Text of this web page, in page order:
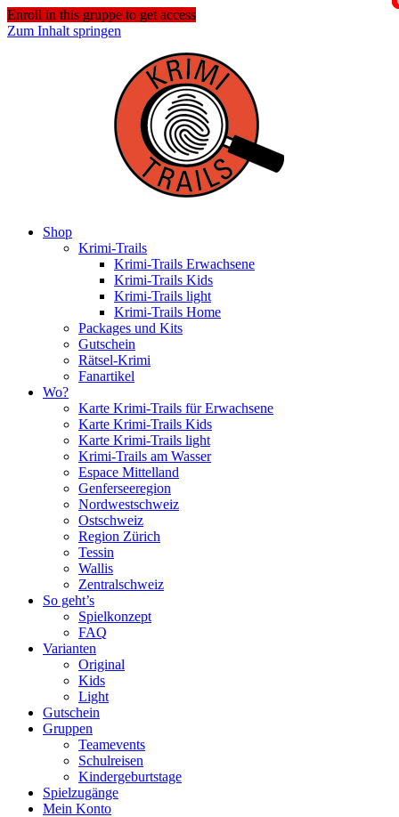
Enroll in this gruppe to get access
Zum Inhalt springen
Shop
Krimi-Trails
Krimi-Trails Erwachsene
Krimi-Trails Kids
Krimi-Trails light
Krimi-Trails Home
Packages und Kits
Gutschein
Rätsel-Krimi
Fanartikel
Wo?
Karte Krimi-Trails für Erwachsene
Karte Krimi-Trails Kids
Karte Krimi-Trails light
Krimi-Trails am Wasser
Espace Mittelland
Genferseeregion
Nordwestschweiz
Ostschweiz
Region Zürich
Tessin
Wallis
Zentralschweiz
So geht’s
Spielkonzept
FAQ
Varianten
Original
Kids
Light
Gutschein
Gruppen
Teamevents
Schulreisen
Kindergeburtstage
Spielzugänge
Mein Konto